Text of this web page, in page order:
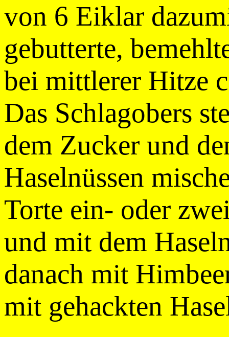
von 6 Eiklar
gebutterte,
bei mittlerer Hitze
Das Schlagobers
dem Zucker und
Haselnüssen
Torte ein- oder
und mit dem
danach mit
mit gehackten